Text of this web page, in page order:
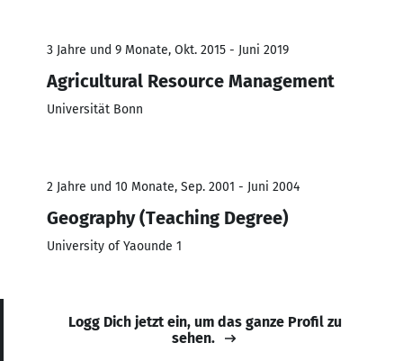
3 Jahre und 9 Monate, Okt. 2015 - Juni 2019
Agricultural Resource Management
Universität Bonn
2 Jahre und 10 Monate, Sep. 2001 - Juni 2004
Geography (Teaching Degree)
University of Yaounde 1
Logg Dich jetzt ein, um das ganze Profil zu
sehen.